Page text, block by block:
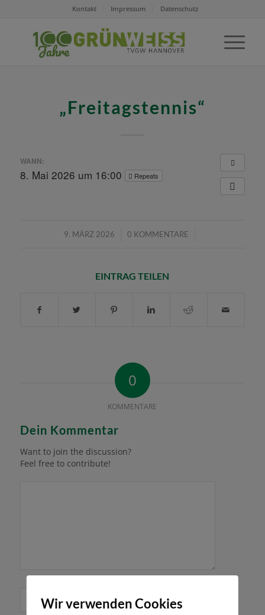
Kontakt Impressum Datenschutz
„Freitagstennis“
WANN:
8. Mai 2026 um 16:00 Repeats
9. MÄRZ 2026
/ 0 KOMMENTARE
/
EINTRAG TEILEN
0
KOMMENTARE
Dein Kommentar
Want to join the discussion?
Feel free to contribute!
Name
Wir verwenden Cookies